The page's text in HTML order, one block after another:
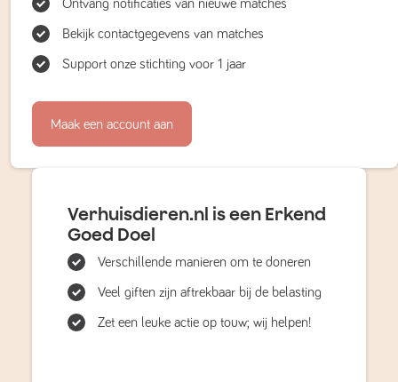
Ontvang notificaties van nieuwe matches
Bekijk contactgegevens van matches
Support onze stichting voor 1 jaar
Maak een account aan
Verhuisdieren.nl is een Erkend
Goed Doel
Verschillende manieren om te doneren
Veel giften zijn aftrekbaar bij de belasting
Zet een leuke actie op touw; wij helpen!